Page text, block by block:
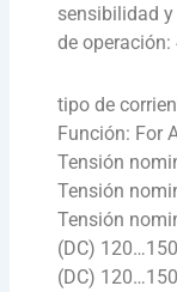
sensibilidad
de
tipo de
Función: For
Tensión
Tensión
Tensión
(DC)
(DC)